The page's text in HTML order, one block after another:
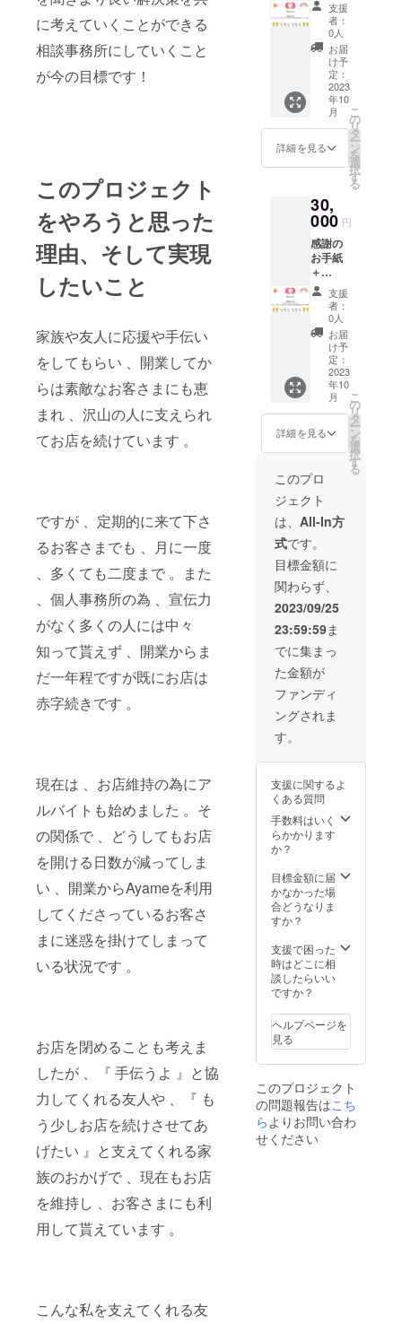
に考えていくことができる
相談事務所にしていくこと
が今の目標です！
このプロジェクト
をやろうと思った
理由、そして実現
したいこと
家族や友人に応援や手伝い
をしてもらい 、開業してか
らは素敵なお客さまにも恵
まれ 、沢山の人に支えられ
てお店を続けています 。
ですが 、定期的に来て下さ
るお客さまでも 、月に一度
、多くても二度まで 。また
、個人事務所の為 、宣伝力
がなく多くの人には中々
知って貰えず 、開業からま
だ一年程ですが既にお店は
赤字続きです 。
現在は 、お店維持の為にア
ルバイトも始めました 。そ
の関係で 、どうしてもお店
を開ける日数が減ってしま
い 、開業からAyameを利用
してくださっているお客さ
まに迷惑を掛けてしまって
いる状況です 。
お店を閉めることも考えま
したが 、『 手伝うよ 』と協
力してくれる友人や 、『 も
う少しお店を続けさせてあ
げたい 』と支えてくれる家
族のおかげで 、現在もお店
を維持し 、お客さまにも利
用して貰えています 。
こんな私を支えてくれる友
事務所の名
前でもある
「あやめ」
の花言葉に
は、信じる
者は救われ
る、信じる
事にしま
す、などの
意味があり
ます。その
言葉通り、
Ayameでは
あなたを幸
せへの一歩
に導き、お
悩み解決後
もしっかり
サポートさ
せて頂きま
す。
マッ
サージ
30分
サービ
ス券or
お悩み
相談30
分サー
ビス券
お悩み
相談
サービ
ココナ
ラ 、も
しくは
ヤッテ
のアプ
リを使
用 、ま
たは指
定の番
号にお
電話を
頂ける
場合オ
ンライ
ンでの
提供が
可能で
話or
チャッ
トをお
選び頂
けます
。 (
チャッ
トの場
合 、や
り取り
回数を
設けさ
せて頂
いてお
ります
。30分
サービ
ス券を
は10回
程度 、
60分
サービ
ス券を
ご利用
程度を
目安に
お願い
ココナ
ラ 、
ヤッテ
を使用
合アプ
リイン
ストー
ル後 、
ビスの
購入が
必須に
なり 、
その費
支援
者：
0人
お届
け予
定：
2023
年10
月
詳細を見る
こ
の
リ
タ
ー
ン
を
選
択
す
る
30,
000 円
感謝の
お手紙
＋
Ayame
オリジ
ナルス
テッ
カー＋
ディー
マッ
サージ
60分
サービ
ス券or
お悩み
相談60
分サー
ビス券
お悩み
相談
サービ
スは 、
ココナ
ラ 、も
しくは
ヤッテ
のアプ
リを使
用 、ま
たは指
定の番
号にお
電話を
ンライ
提供が
可能で
す 。そ
の際電
話or
トをお
選び頂
けます
。 (
トの場
合 、や
り取り
回数を
せて頂
いてお
ります
。30分
ス券を
ご利用
の場合
は10回
程度 、
支援
者：
0人
お届
け予
定：
2023
年10
月
詳細を見る
こ
の
リ
タ
ー
ン
を
選
択
す
る
このプロ
ジェクト
は、 All-In方
式です。
目標金額に
関わらず、
2023/09/25
23:59:59ま
でに集まっ
た金額が
ファンディ
ングされま
す。
支援に関するよ
くある質問
手数料はいく
らかかります
か？
目標金額に届
かなかった場
合どうなりま
すか？
支援で困った
時はどこに相
談したらいい
ですか？
ヘルプページを
見る
このプロジェクト
の問題報告はこち
ら よりお問い合わ
せください